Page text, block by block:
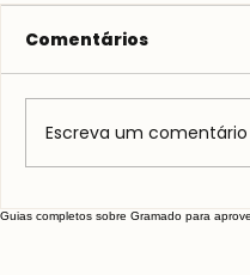
Galeto Mamma
Comentários
Escreva um comentário
Guias completos sobre Gramado para